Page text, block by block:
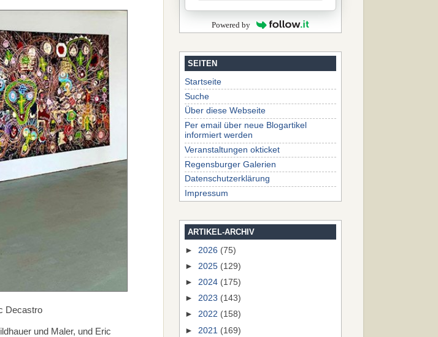
Decastro
und Maler, und Eric
Powered by
SEITEN
Startseite
Suche
Über diese Webseite
Per email über neue Blogartikel
informiert werden
Veranstaltungen okticket
Regensburger Galerien
Datenschutzerklärung
Impressum
ARTIKEL-ARCHIV
► 2026 (75)
► 2025 (129)
► 2024 (175)
► 2023 (143)
► 2022 (158)
► 2021 (169)